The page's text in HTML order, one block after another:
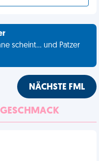
scheint... und Patzer
NÄCHSTE FML
GESCHMACK